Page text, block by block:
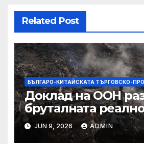
Related Post
БЪЛГАРО-КИТАЙСКАТА ТЪРГОВСКО-
Доклад на ООН
бруталната
палестинците в
Западния бряг
JUN 9, 2026 ADMIN